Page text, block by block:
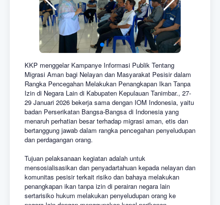
KKP menggelar Kampanye Informasi Publik Tentang
Migrasi Aman bagi Nelayan dan Masyarakat Pesisir dalam
Rangka Pencegahan Melakukan Penangkapan Ikan Tanpa
Izin di Negara Lain di Kabupaten Kepulauan Tanimbar., 27-
29 Januari 2026 bekerja sama dengan IOM Indonesia, yaitu
badan Perserikatan Bangsa-Bangsa di Indonesia yang
menaruh perhatian besar terhadap migrasi aman, etis dan
bertanggung jawab dalam rangka pencegahan penyeludupan
dan perdagangan orang.
Tujuan pelaksanaan kegiatan adalah untuk
mensosialisasikan dan penyadartahuan kepada nelayan dan
komunitas pesisir terkait risiko dan bahaya melakukan
penangkapan ikan tanpa izin di perairan negara lain
sertarisiko hukum melakukan penyeludupan orang ke